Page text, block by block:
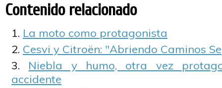
Contenido relacionado
La moto como protagonista
Cesvi y Citroën: "Abriendo Caminos
Niebla y humo, otra vez
accidente